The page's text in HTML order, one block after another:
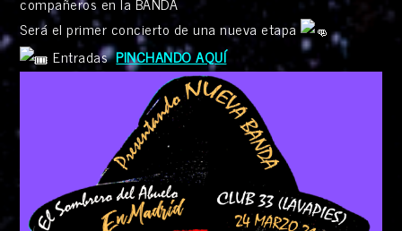
Será el primer concierto de una nueva etapa
EntradasPINCHANDO AQUÍ